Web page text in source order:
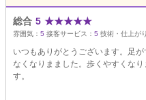
総合 5 ★★★★★
雰囲気： 5 接客サービス： 5 技術・仕上が
いつもありがとうございます。足
なくなりまました。歩くやすくな
す。